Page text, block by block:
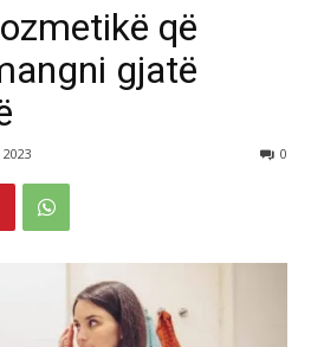
që
gjatë
0